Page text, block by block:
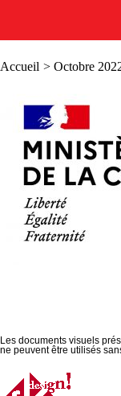
Accueil > Octobre
Les documents visuels
ne peuvent être utilisés